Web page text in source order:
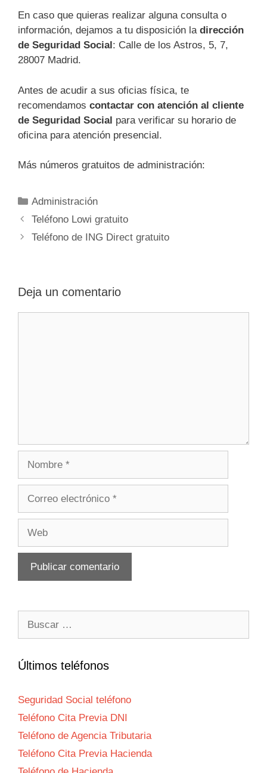
En caso que quieras realizar alguna consulta o
información, dejamos a tu disposición la dirección
de Seguridad Social : Calle de los Astros, 5, 7,
28007 Madrid.
Antes de acudir a sus oficias física, te
recomendamos contactar con atención al cliente
de Seguridad Social para verificar su horario de
oficina para atención presencial.
Más números gratuitos de administración:
Categorías
Administración
Navegación
de
Teléfono Lowi gratuito
Teléfono de ING Direct gratuito
Deja un comentario
Últimos teléfonos
Seguridad Social teléfono
Teléfono Cita Previa DNI
Teléfono de Agencia Tributaria
Teléfono Cita Previa Hacienda